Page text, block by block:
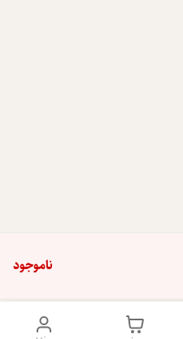
ناموجود